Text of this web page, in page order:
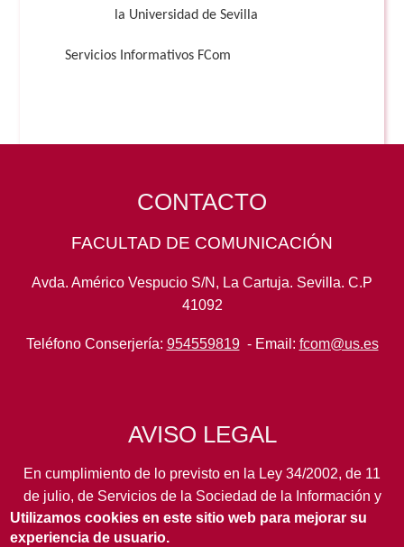
la Universidad de Sevilla
Servicios Informativos FCom
CONTACTO
FACULTAD DE COMUNICACIÓN
Avda. Américo Vespucio S/N, La Cartuja. Sevilla. C.P
41092
Teléfono Conserjería: 954559819- Email: fcom@us.es
AVISO LEGAL
En cumplimiento de lo previsto en la Ley 34/2002, de 11
de julio, de Servicios de la Sociedad de la Información y
de Comercio Electrónico, así como en otras normas de
legal aplicación, se pone en conocimiento de los
Utilizamos cookies en este sitio web para mejorar su
experiencia de usuario.